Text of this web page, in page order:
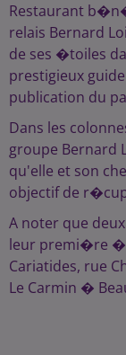
Restaurant
relais Bernard
de ses �toiles
prestigieux
publication du
Dans les
groupe Bernard
qu'elle et son
objectif de
A noter que
leur premi�re
Cariatides, rue
Le Carmin �